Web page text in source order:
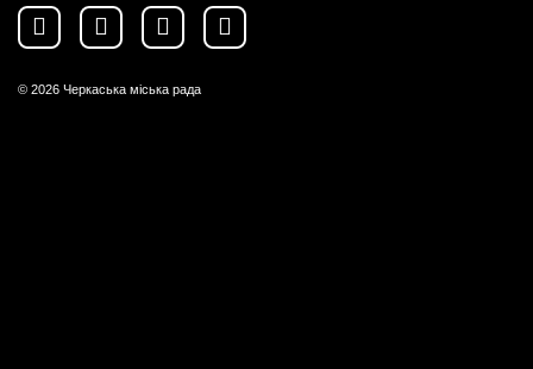
© 2026 Черкаська міська рада